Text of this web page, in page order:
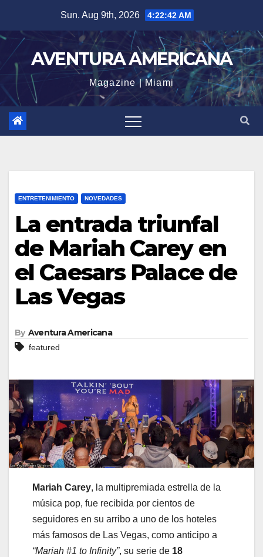
content
Sun. Aug 9th, 2026 4:22:42 AM
AVENTURA AMERICANA
Magazine | Miami
ENTRETENIMIENTO NOVEDADES
La entrada triunfal
de Mariah Carey en
el Caesars Palace de
Las Vegas
By Aventura Americana
featured
Mariah Carey, la multipremiada estrella de la
música pop, fue recibida por cientos de
seguidores en su arribo a uno de los hoteles
más famosos de Las Vegas, como anticipo a
“Mariah #1 to Infinity”, su serie de 18